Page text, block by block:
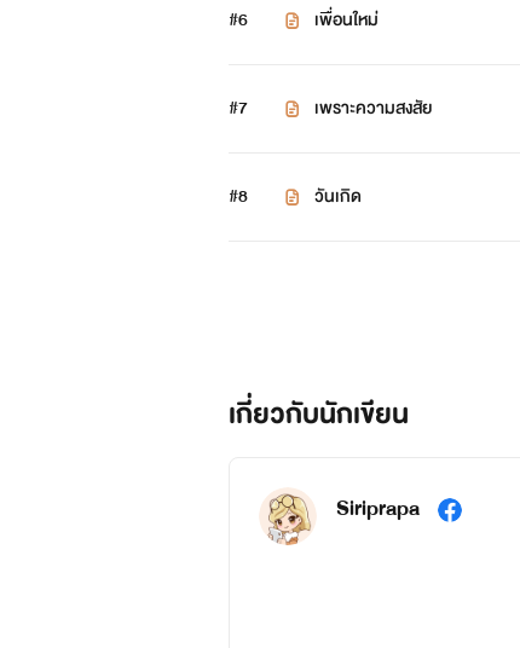
#6 เพื่อนใหม่
#7 เพราะความสงสัย
#8 วันเกิด
เกี่ยวกับนักเขียน
Siriprapa